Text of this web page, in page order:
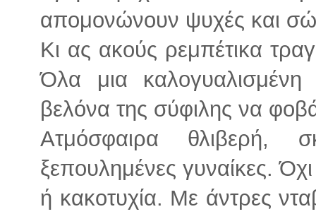
απομονώνουν ψυχές και
Κι ας ακούς ρεμπέτικα
Όλα μια
βελόνα της σύφιλης να
Ατμόσφαιρα θλιβερή,
ξεπουλημένες γυναίκες.
ή κακοτυχία. Με άντρες